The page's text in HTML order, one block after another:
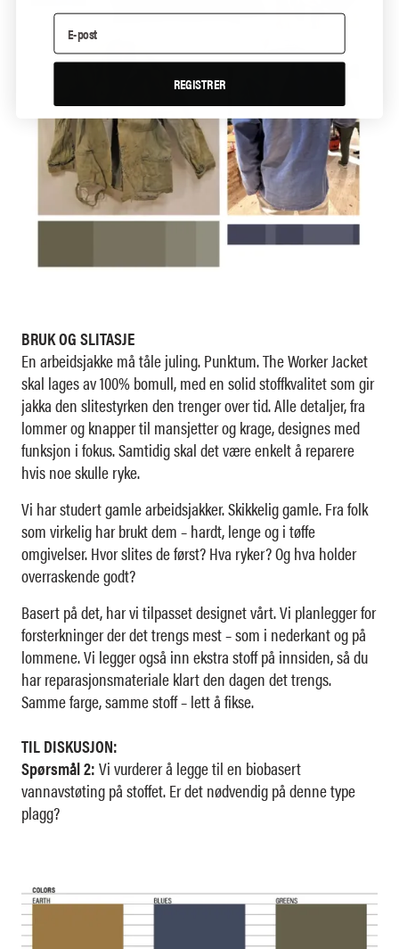
BRUK OG SLITASJE
En arbeidsjakke må tåle juling. Punktum. The Worker Jacket
skal lages av 100% bomull, med en solid stoffkvalitet som gir
jakka den slitestyrken den trenger over tid. Alle detaljer, fra
lommer og knapper til mansjetter og krage, designes med
funksjon i fokus. Samtidig skal det være enkelt å reparere
hvis noe skulle ryke.
Vi har studert gamle arbeidsjakker. Skikkelig gamle. Fra folk
som virkelig har brukt dem – hardt, lenge og i tøffe
omgivelser. Hvor slites de først? Hva ryker? Og hva holder
overraskende godt?
Basert på det, har vi tilpasset designet vårt. Vi planlegger for
forsterkninger der det trengs mest – som i nederkant og på
lommene. Vi legger også inn ekstra stoff på innsiden, så du
har reparasjonsmateriale klart den dagen det trengs.
Samme farge, samme stoff – lett å fikse.
TIL DISKUSJON:
Spørsmål 2:Vi vurderer å legge til en biobasert
vannavstøting på stoffet. Er det nødvendig på denne type
plagg?
REGISTRER